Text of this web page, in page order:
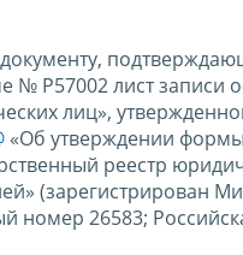
№ Р57002 лист
лиц»,
«Об утверждении
реестр
(зарегистрирован
номер 26583;